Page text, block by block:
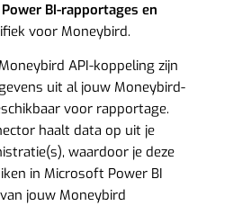
Power BI-rapportages en
voor Moneybird.
API-koppeling zijn
uit al jouw Moneybird-
voor rapportage.
haalt data op uit je
waardoor je deze
in Microsoft Power BI
jouw Moneybird